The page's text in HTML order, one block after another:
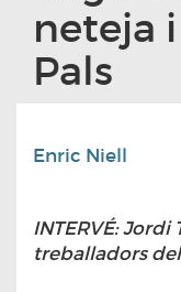
neteja
Pals
Enric Niell
INTERVÉ:
treballadors